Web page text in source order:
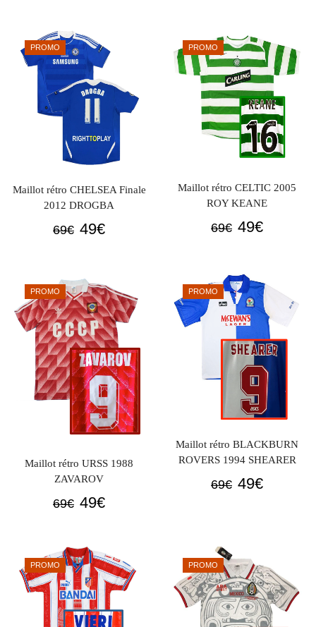
était :
69€.
49€.
69€. 49€.
PROMO
Maillot rétro CHELSEA Finale
2012 DROGBA
69€ Le
était :
69€.
49€Le
est :
49€.
PROMO
Maillot rétro CELTIC 2005
ROY KEANE
69€ Le
était :
69€.
49€Le
est :
49€.
PROMO
Maillot rétro URSS 1988
ZAVAROV
69€ Le
était :
69€.
49€Le
est :
49€.
PROMO
Maillot rétro BLACKBURN
ROVERS 1994 SHEARER
69€ Le
69€.
49€Le
PROMO PROMO